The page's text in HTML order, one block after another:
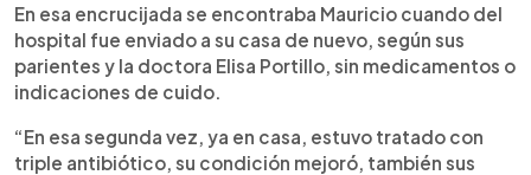
En esa encrucijada se encontraba Mauricio cuando del
hospital fue enviado a su casa de nuevo, según sus
parientes y la doctora Elisa Portillo, sin medicamentos o
indicaciones de cuido.
“En esa segunda vez, ya en casa, estuvo tratado con
triple antibiótico, su condición mejoró, también sus